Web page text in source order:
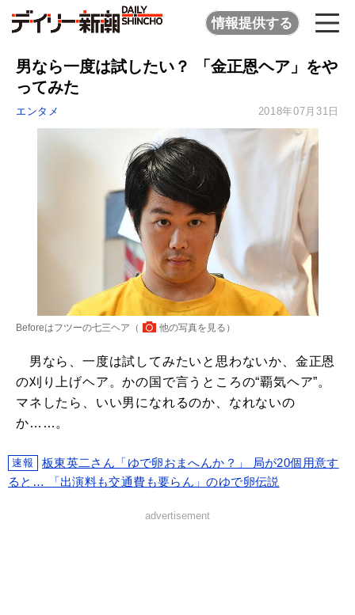
情報提供する
男なら一度は試したい？ 「金正恩ヘア」をや
ってみた
エンタメ 2018年07月31日
Beforeはフツーの七三ヘア（ 他の写真を見る ）
男なら、一度は試してみたいと思わないか、金正恩
の刈り上げヘア。かの国で言うところの“覇気ヘア”。
マネしたら、いい男になれるのか、なれないの
か……。
速報
板東英二さん「ゆで卵おまへんか？」 局が20個用意す
ると… 「出演料も交通費も要らん」のゆで卵伝説
advertisement